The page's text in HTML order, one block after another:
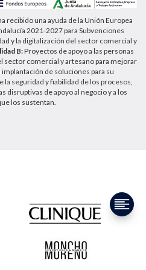
recibido una ayuda de la Unión Europea
2021-2027 para Subvenciones
y la digitalización del sector comercial y
B:Proyectos de apoyo a las personas
sector comercial y artesano para mejorar
de soluciones para su
seguridad y fiabilidad de los procesos,
disruptivas de apoyo al negocio y a los
los sustentan.